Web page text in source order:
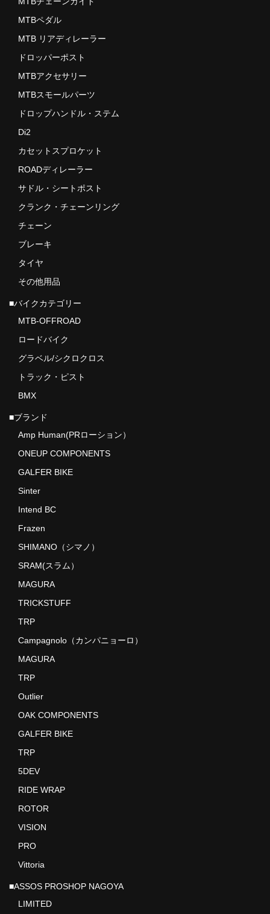
MTBグリップ
MTBシフター
MTBスモールパーツ
MTBチェーンガイド
MTBハンドルバー
MTBブレーキ
MTBペダル
Di2
ROADディレーラー
クランク/チェーンリング
チェーン
ドロッパーポスト
ドロップハンドル・ロードステム
フレームプロテクション
ボディケア用品
ブランド
TRICKSTUFF
Amp Human(PRローション）
GALFER BIKE
Frazen
Intend BC
MAGURA
SHIMANO（シマノ）
Campagnolo（カンパニョーロ）
MTBペダル
MTB リアディレーラー
ドロッパーポスト
MTBアクセサリー
MTBスモールパーツ
ドロップハンドル・ステム
Di2
カセットスプロケット
ROADディレーラー
サドル・シートポスト
クランク・チェーンリング
チェーン
ブレーキ
タイヤ
その他用品
■バイクカテゴリー
MTB-OFFROAD
ロードバイク
グラベル/シクロクロス
トラック・ピスト
BMX
■ブランド
Amp Human(PRローション）
ONEUP COMPONENTS
GALFER BIKE
Sinter
Intend BC
Frazen
SHIMANO（シマノ）
SRAM(スラム）
MAGURA
TRICKSTUFF
TRP
Campagnolo（カンパニョーロ）
MAGURA
TRP
Outlier
OAK COMPONENTS
GALFER BIKE
TRP
5DEV
RIDE WRAP
ROTOR
VISION
PRO
Vittoria
■ASSOS PROSHOP NAGOYA
LIMITED